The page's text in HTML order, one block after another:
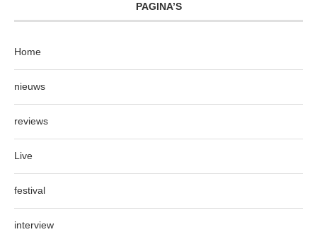
PAGINA’S
Home
nieuws
reviews
Live
festival
interview